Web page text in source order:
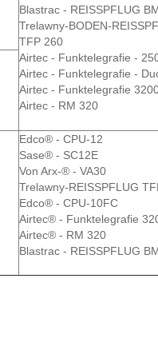
Blastrac - REISSPFLUG
Trelawny-BODEN-
TFP 260
Airtec - Funktelegrafie -
Airtec - Funktelegrafie -
Airtec - Funktelegrafie
Airtec - RM 320
Edco® - CPU-12
Sase® - SC12E
Von Arx-® - VA30
Trelawny-REISSPFLUG
Edco® - CPU-10FC
Airtec® - Funktelegrafie
Airtec® - RM 320
Blastrac - REISSPFLUG